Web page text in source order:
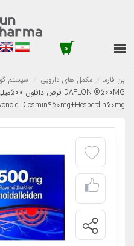
0
بن فارما مکمل های دارویی
سیستم
Diosmin450mg+Hesperdin50mg